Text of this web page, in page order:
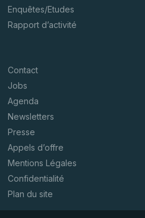
Enquêtes/Etudes
Rapport d’activité
Contact
Jobs
Agenda
Newsletters
Presse
Appels d’offre
Mentions Légales
Confidentialité
Plan du site